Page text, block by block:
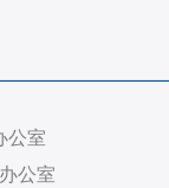
公室
公室